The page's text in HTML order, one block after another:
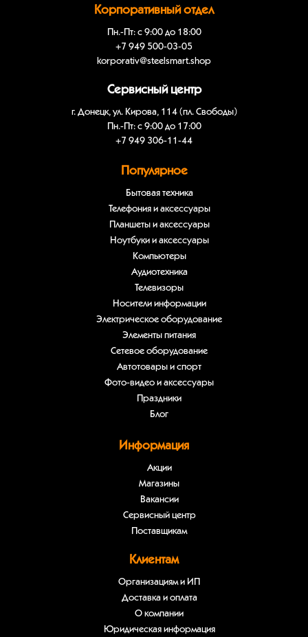
Корпоративный отдел
Пн.-Пт: с 9:00 до 18:00
+7 949 500-03-05
korporativ@steelsmart.shop
Сервисный центр
г. Донецк, ул. Кирова, 114 (пл. Свободы)
Пн.-Пт: с 9:00 до 17:00
+7 949 306-11-44
Популярное
Бытовая техника
Телефония и аксессуары
Планшеты и аксессуары
Ноутбуки и аксессуары
Компьютеры
Аудиотехника
Телевизоры
Носители информации
Электрическое оборудование
Элементы питания
Сетевое оборудование
Автотовары и спорт
Фото-видео и аксессуары
Праздники
Блог
Информация
Акции
Магазины
Вакансии
Сервисный центр
Поставщикам
Клиентам
Организациям и ИП
Доставка и оплата
О компании
Юридическая информация